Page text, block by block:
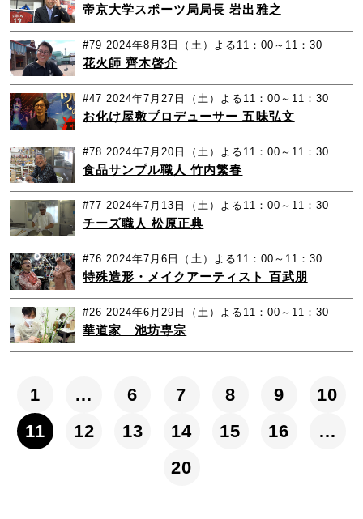
帝京大学スポーツ局局長 岩出雅之
#79 2024年8月3日（土）よる11：00～11：30
花火師 齊木啓介
#47 2024年7月27日（土）よる11：00～11：30
お化け屋敷プロデューサー 五味弘文
#78 2024年7月20日（土）よる11：00～11：30
食品サンプル職人 竹内繁春
#77 2024年7月13日（土）よる11：00～11：30
チーズ職人 松原正典
#76 2024年7月6日（土）よる11：00～11：30
特殊造形・メイクアーティスト 百武朋
#26 2024年6月29日（土）よる11：00～11：30
華道家 池坊専宗
1 … 6 7 8 9
10
11
12 13 14 15 16
…
20